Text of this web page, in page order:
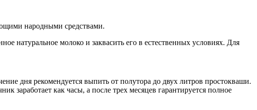
народными средствами.
натуральное молоко и заквасить его в естественных условиях. Для
дня рекомендуется выпить от полутора до двух литров простокваши.
заработает как часы, а после трех месяцев гарантируется полное